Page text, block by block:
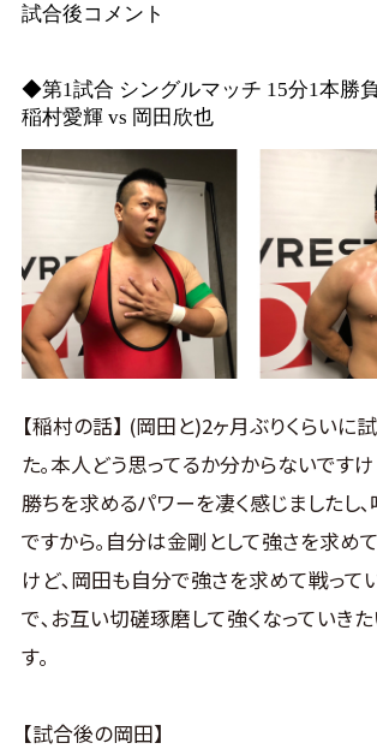
試合後コメント
◆第1試合 シングルマッチ 15分1本勝負
稲村愛輝 vs 岡田欣也
【稲村の話】 (岡田と)2ヶ月ぶりくらいに
た｡本人どう思ってるか分からないです
勝ちを求めるパワーを凄く感じましたし
ですから｡自分は金剛として強さを求め
けど､岡田も自分で強さを求めて戦って
で､お互い切磋琢磨して強くなっていき
す。
【試合後の岡田】